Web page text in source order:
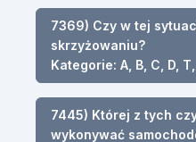
7369) Czy w tej
skrzyżowaniu?
Kategorie: A, B, C, D, T,
7445) Której z tych
wykonywać